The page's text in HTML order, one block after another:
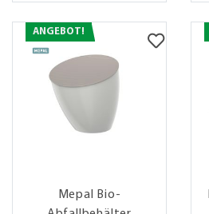
ANGEBOT!
Mepal Bio-